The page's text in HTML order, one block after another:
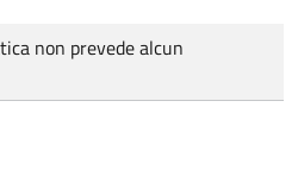
non prevede alcun